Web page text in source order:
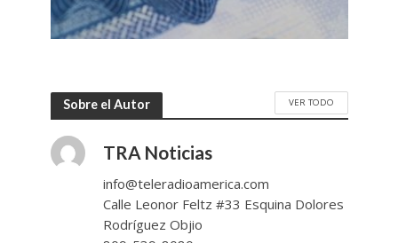
Sobre el Autor VER TODO
TRA Noticias
info@teleradioamerica.com
Calle Leonor Feltz #33 Esquina Dolores
Rodríguez Objio